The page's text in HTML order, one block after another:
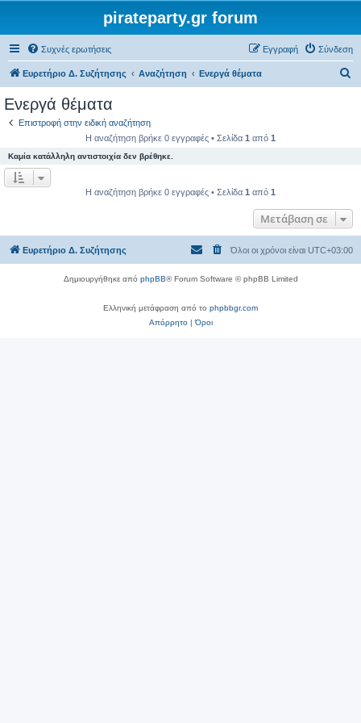
pirateparty.gr forum
Συχνές ερωτήσεις Σύνδεση
Εγγραφή
Ευρετήριο Δ. Συζήτησης Αναζήτηση Ενεργά θέματα
η
Ενεργά θέματα
Επιστροφή στην ειδική αναζήτηση
Η αναζήτηση βρήκε 0 εγγραφές • Σελίδα 1 από 1
Καμία κατάλληλη αντιστοιχία δεν βρέθηκε.
Η αναζήτηση βρήκε 0 εγγραφές • Σελίδα 1 από 1
Μετάβαση σε
Ευρετήριο Δ. Συζήτησης Όλοι οι χρόνοι είναι UTC+03:00
Δημιουργήθηκε από phpBB® Forum Software © phpBB Limited
Ελληνική μετάφραση από το phpbbgr.com
Απόρρητο|Όροι